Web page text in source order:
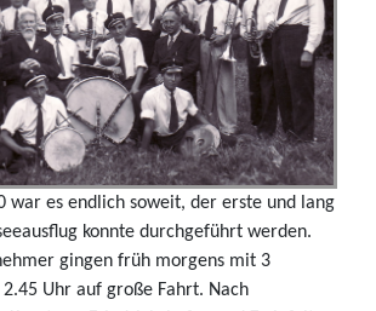
war es endlich soweit, der erste und lang
konnte durchgeführt werden.
gingen früh morgens mit 3
Uhr auf große Fahrt. Nach